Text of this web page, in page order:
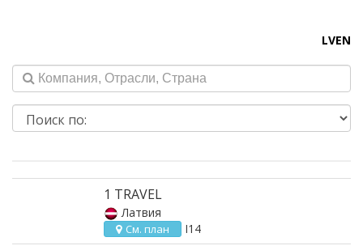
LVEN
1 TRAVEL
Латвия
См. план I14